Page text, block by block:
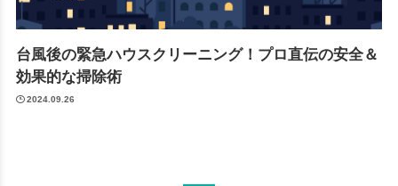
台風後の緊急ハウスクリーニング！プロ直伝の安全＆
効果的な掃除術
2024.09.26